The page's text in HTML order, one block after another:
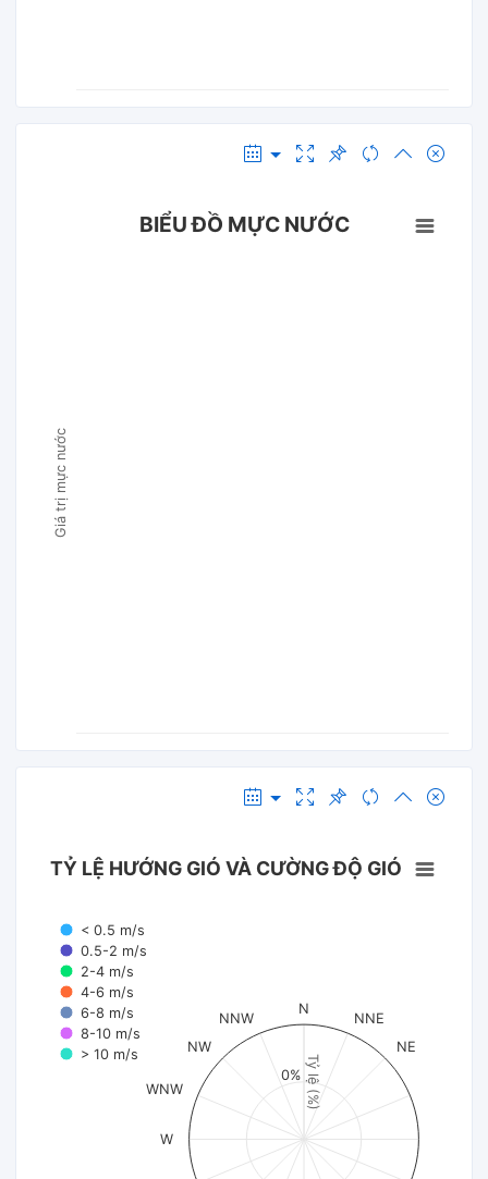
Giá trị mực nước
BIỂU ĐỒ MỰC NƯỚC
Tỷ lệ (%)
TỶ LỆ HƯỚNG GIÓ VÀ CƯỜNG ĐỘ GIÓ
< 0.5 m/s
0.5-2 m/s
2-4 m/s
4-6 m/s
6-8 m/s
8-10 m/s
> 10 m/s
N
NNE
NE
W
WNW
NW
NNW
0%